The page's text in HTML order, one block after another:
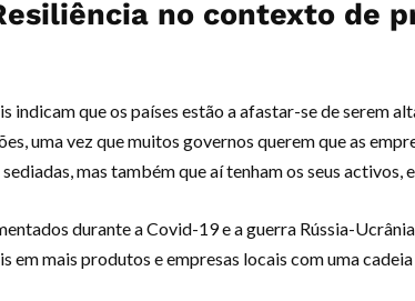
no contexto de
indicam que os países estão a afastar-se de serem
uma vez que muitos governos querem que as
mas também que aí tenham os seus activos,
durante a Covid-19 e a guerra Rússia-
em mais produtos e empresas locais com uma